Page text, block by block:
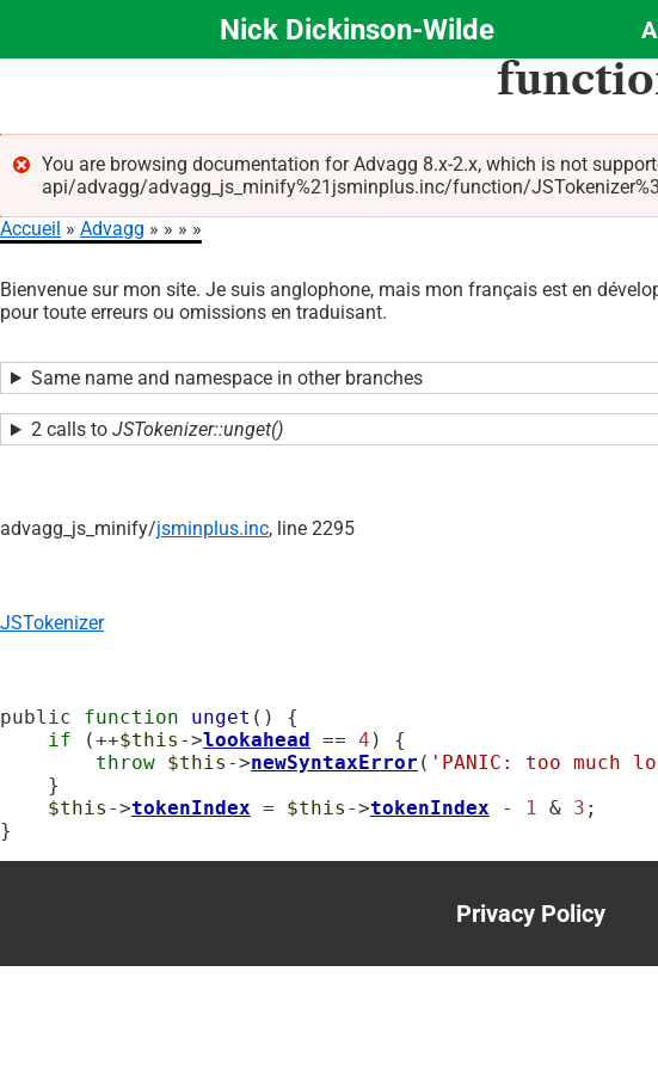
Aller
principal
Nick Dickinson-Wilde
Message
d'erreur
You are browsing documentation for Advagg 8.x-2.x, which is not
api/advagg/advagg_js_minify%21jsminplus.inc/function/
d'Ariane
Accueil Advagg
Bienvenue sur mon site. Je suis anglophone, mais mon français est en
pour toute erreurs ou omissions en traduisant.
Same name and namespace in other branches
2 calls to JSTokenizer::unget()
advagg_js_minify/jsminplus.inc, line 2295
JSTokenizer
public function unget () {
if (++$this ->lookahead == 4 ) {
throw $this ->newSyntaxError ( 'PANIC: too much
$this ->tokenIndex = $this ->tokenIndex - 1 & 3 ;
}
Footer
menu
Privacy Policy